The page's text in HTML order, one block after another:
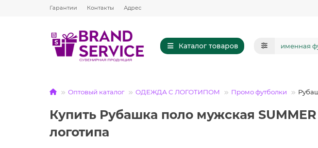
Гарантии Контакты Адрес
Каталог товаров
Оптовый каталог ОДЕЖДА С ЛОГОТИПОМ Промо футболки
Купить Рубашка поло мужская
логотипа